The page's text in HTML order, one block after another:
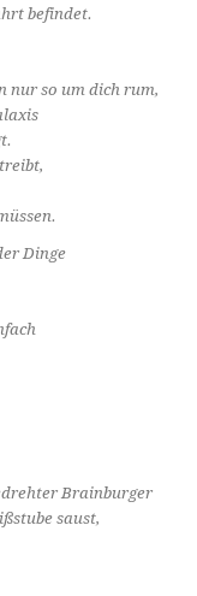
befindet.
nur so um dich rum,
Dinge
Brainburger
saust,